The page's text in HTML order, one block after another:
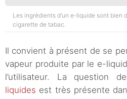
Les ingrédients d’un e-liquide sont bien
cigarette de tabac.
Il convient à présent de se
vapeur produite par le e-
l’utilisateur. La question
liquides est très présente